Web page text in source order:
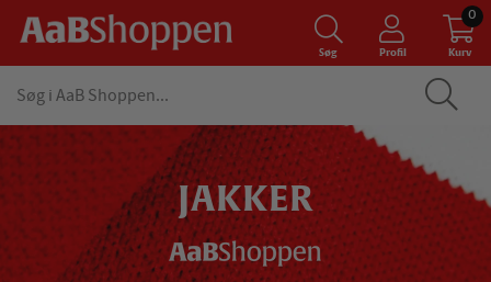
Søg Profil Kurv
0
JAKKER